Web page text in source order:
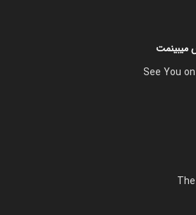
میبینمت
See You